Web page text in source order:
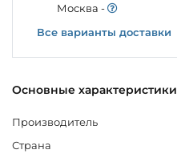
Основные характеристики
Производитель
Страна
Моcква -
Все варианты доставки